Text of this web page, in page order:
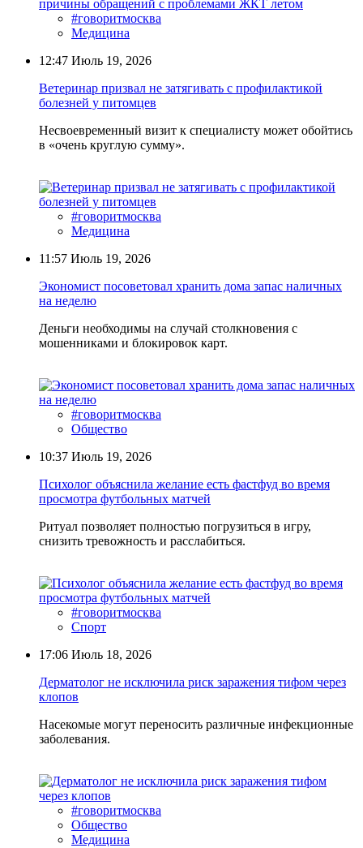
#говоритмосква
Медицина
12:47 Июль 19, 2026
Ветеринар призвал не затягивать с профилактикой
болезней у питомцев
Несвоевременный визит к специалисту может обойтись
в «очень круглую сумму».
#говоритмосква
Медицина
11:57 Июль 19, 2026
Экономист посоветовал хранить дома запас наличных
на неделю
Деньги необходимы на случай столкновения с
мошенниками и блокировок карт.
#говоритмосква
Общество
10:37 Июль 19, 2026
Психолог объяснила желание есть фастфуд во время
просмотра футбольных матчей
Ритуал позволяет полностью погрузиться в игру,
снизить тревожность и расслабиться.
#говоритмосква
Спорт
17:06 Июль 18, 2026
Дерматолог не исключила риск заражения тифом через
клопов
Насекомые могут переносить различные инфекционные
заболевания.
#говоритмосква
Общество
Медицина